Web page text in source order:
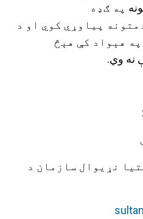
په ګډه
پياوړي کوي او د
هېواد کې هېڅ
نه وي.
نړیوال سازمان د